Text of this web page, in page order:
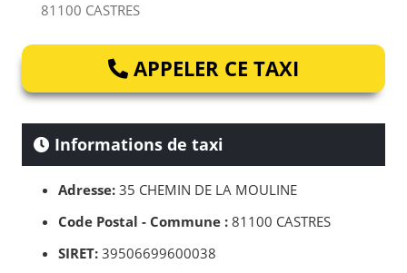
81100 CASTRES
APPELER CE TAXI
Informations de taxi
Adresse: 35 CHEMIN DE LA MOULINE
Code Postal - Commune : 81100 CASTRES
SIRET: 39506699600038